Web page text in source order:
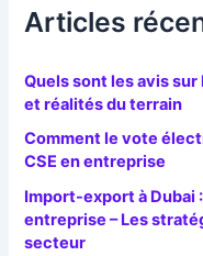
Articles
Quels sont les avis
et réalités du terrain
Comment le vote
CSE en entreprise
Import-export à Dubai
entreprise – Les
secteur